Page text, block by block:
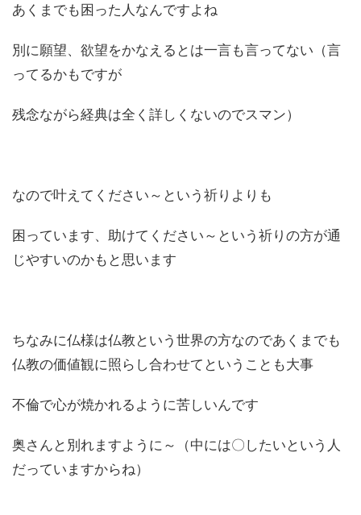
あくまでも困った人なんですよね
別に願望、欲望をかなえるとは一言も言ってない（言
ってるかもですが
残念ながら経典は全く詳しくないのでスマン）
なので叶えてください～という祈りよりも
困っています、助けてください～という祈りの方が通
じやすいのかもと思います
ちなみに仏様は仏教という世界の方なのであくまでも
仏教の価値観に照らし合わせてということも大事
不倫で心が焼かれるように苦しいんです
奥さんと別れますように～（中には〇したいという人
だっていますからね）